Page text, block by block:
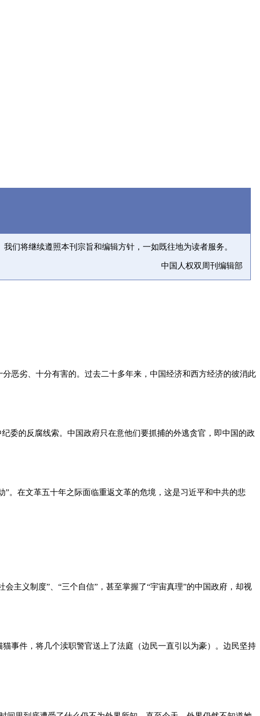
我们将继续遵照本刊宗旨和编辑方针，一如既往地为读者服务。
中国人权双周刊编辑部
恶劣、十分有害的。过去二十多年来，中国经济和西方经济的彼消此
委的反腐线索。中国政府只在意他们要抓捕的外逃贪官，即中国的政
。在文革五十年之际面临重返文革的危境，这是习近平和中共的悲
主义制度”、“三个自信”，甚至掌握了“宇宙真理”的中国政府，却视
事件，将几个渎职警官送上了法庭（边民一直引以为豪）。边民坚持